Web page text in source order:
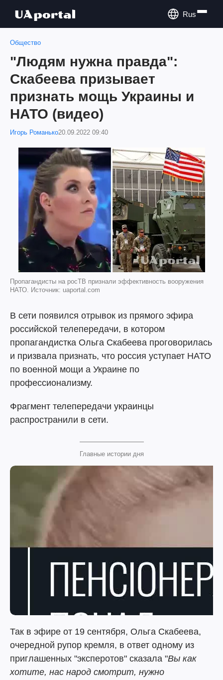
Rus
Общество
"Людям нужна правда":
Скабеева призывает
признать мощь Украины и
НАТО (видео)
Игорь Романько20.09.2022 09:40
Пропагандисты на росТВ признали эффективность вооружения
НАТО. Источник: uaportal.com
В сети появился отрывок из прямого эфира
российской телепередачи, в котором
пропагандистка Ольга Скабеева проговорилась
и призвала признать, что россия уступает НАТО
по военной мощи а Украине по
профессионализму.
Фрагмент телепередачи украинцы
распространили в сети.
Главные истории дня
Так в эфире от 19 сентября, Ольга Скабеева,
очередной рупор кремля, в ответ одному из
приглашенных "эксперотов" сказала "Вы как
хотите, нас народ смотрит, нужно